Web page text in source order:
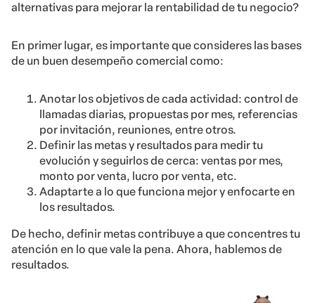
alternativas para mejorar la rentabilidad de tu negocio?
En primer lugar, es importante que consideres las bases
de un buen desempeño comercial como:
Anotar los objetivos de cada actividad: control de
llamadas diarias, propuestas por mes, referencias
por invitación, reuniones, entre otros.
Definir las metas y resultados para medir tu
evolución y seguirlos de cerca: ventas por mes,
monto por venta, lucro por venta, etc.
Adaptarte a lo que funciona mejor y enfocarte en
los resultados.
De hecho, definir metas contribuye a que concentres tu
atención en lo que vale la pena. Ahora, hablemos de
resultados.